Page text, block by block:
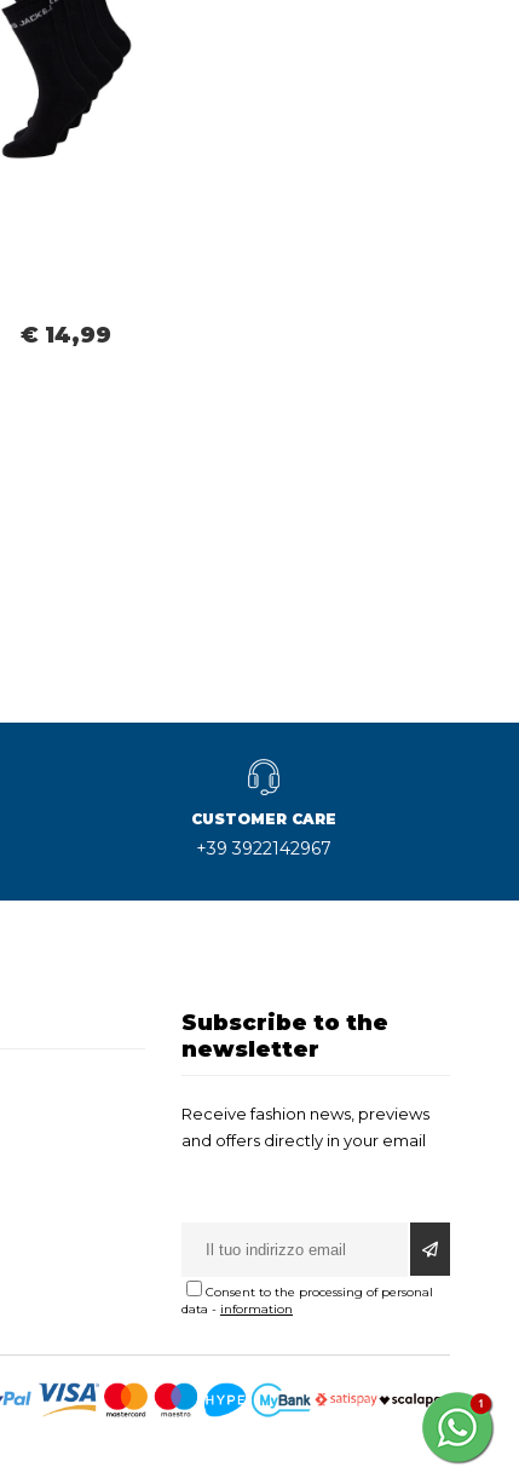
€ 14,99
CUSTOMER CARE
+39 3922142967
Subscribe to the
newsletter
Receive fashion news, previews
and offers directly in your email
Consent to the processing of personal
data - information